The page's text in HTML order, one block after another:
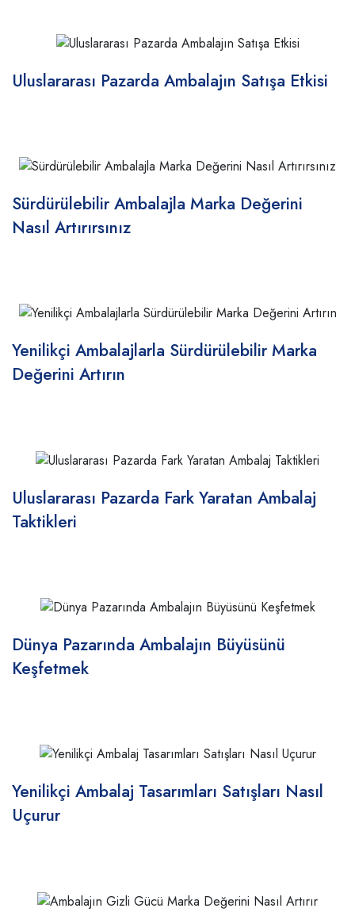
Uluslararası Pazarda Ambalajın Satışa Etkisi
Sürdürülebilir Ambalajla Marka Değerini
Nasıl Artırırsınız
Yenilikçi Ambalajlarla Sürdürülebilir Marka
Değerini Artırın
Uluslararası Pazarda Fark Yaratan Ambalaj
Taktikleri
Dünya Pazarında Ambalajın Büyüsünü
Keşfetmek
Yenilikçi Ambalaj Tasarımları Satışları Nasıl
Uçurur